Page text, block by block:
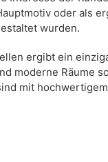
oder als
wurden.
ergibt ein
moderne Räume
mit